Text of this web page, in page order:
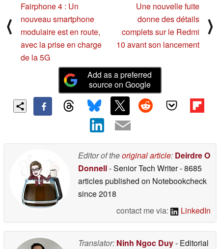
⟨
Fairphone 4 : Un
nouveau smartphone
modulaire est en route,
avec la prise en charge
de la 5G
Une nouvelle fuite
donne des détails
complets sur le Redmi
10 avant son lancement
⟩
Add as a preferred
source on Google
Editor of theoriginal article: Deirdre O
Donnell- Senior Tech Writer- 8685
articles published on Notebookcheck
since 2018
contact me via:
LinkedIn
Translator: Ninh Ngoc Duy- Editorial